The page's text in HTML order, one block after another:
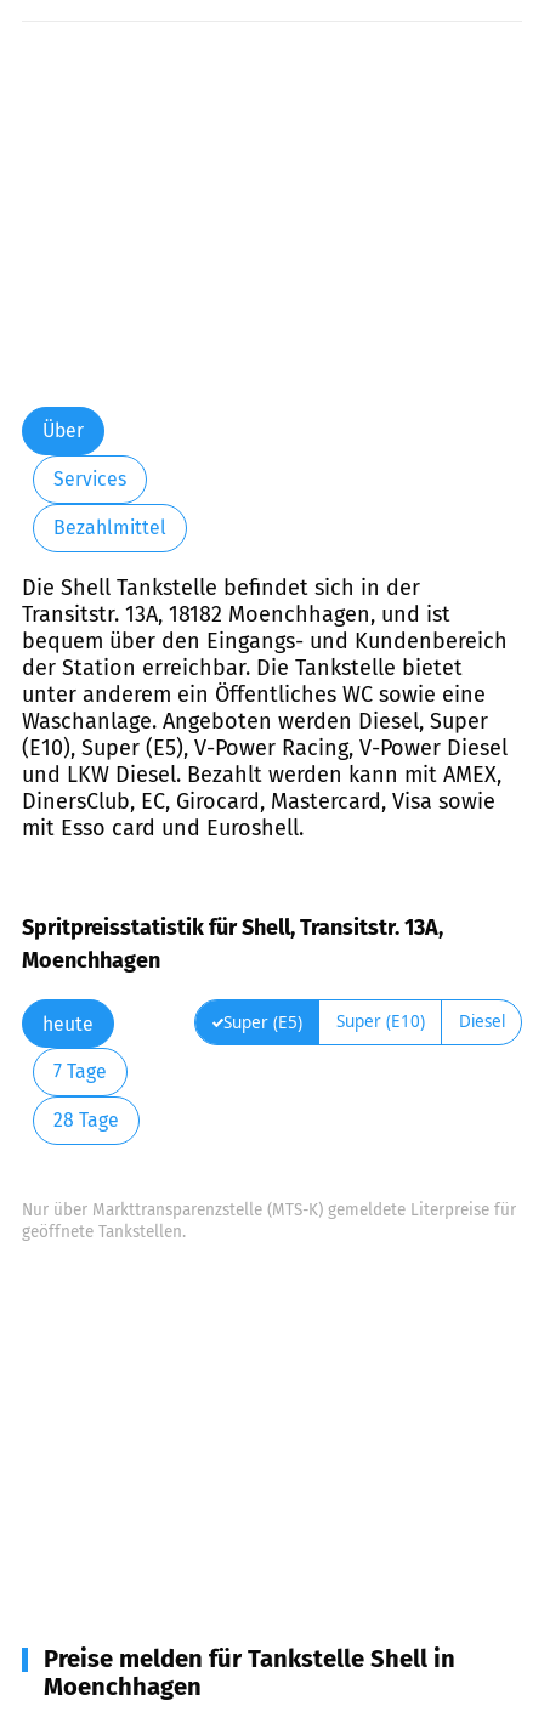
Über
Services
Bezahlmittel
Die Shell Tankstelle befindet sich in der
Transitstr. 13A, 18182 Moenchhagen, und ist
bequem über den Eingangs- und Kundenbereich
der Station erreichbar. Die Tankstelle bietet
unter anderem ein Öffentliches WC sowie eine
Waschanlage. Angeboten werden Diesel, Super
(E10), Super (E5), V-Power Racing, V-Power Diesel
und LKW Diesel. Bezahlt werden kann mit AMEX,
DinersClub, EC, Girocard, Mastercard, Visa sowie
mit Esso card und Euroshell.
Spritpreisstatistik für Shell, Transitstr. 13A,
Moenchhagen
heute
7 Tage
28 Tage
Super (E5) Super (E10) Diesel
Nur über Markttransparenzstelle (MTS-K) gemeldete Literpreise für
geöffnete Tankstellen.
Preise melden für Tankstelle Shell in
Moenchhagen